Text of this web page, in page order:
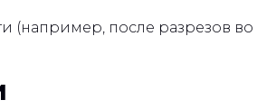
(например, после разрезов